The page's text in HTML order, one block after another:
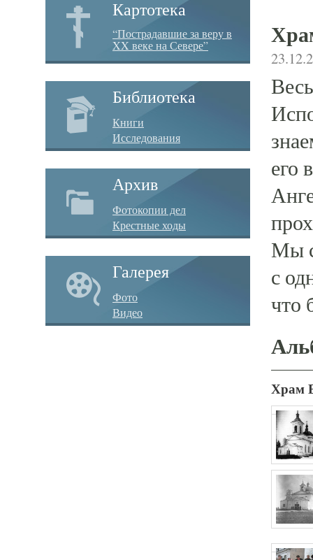
Картотека
“Пострадавшие за веру в
XX веке на Севере”
Библиотека
Книги
Исследования
Архив
Фотокопии дел
Крестные ходы
Галерея
Фото
Видео
его
Мы
с
что
Храм